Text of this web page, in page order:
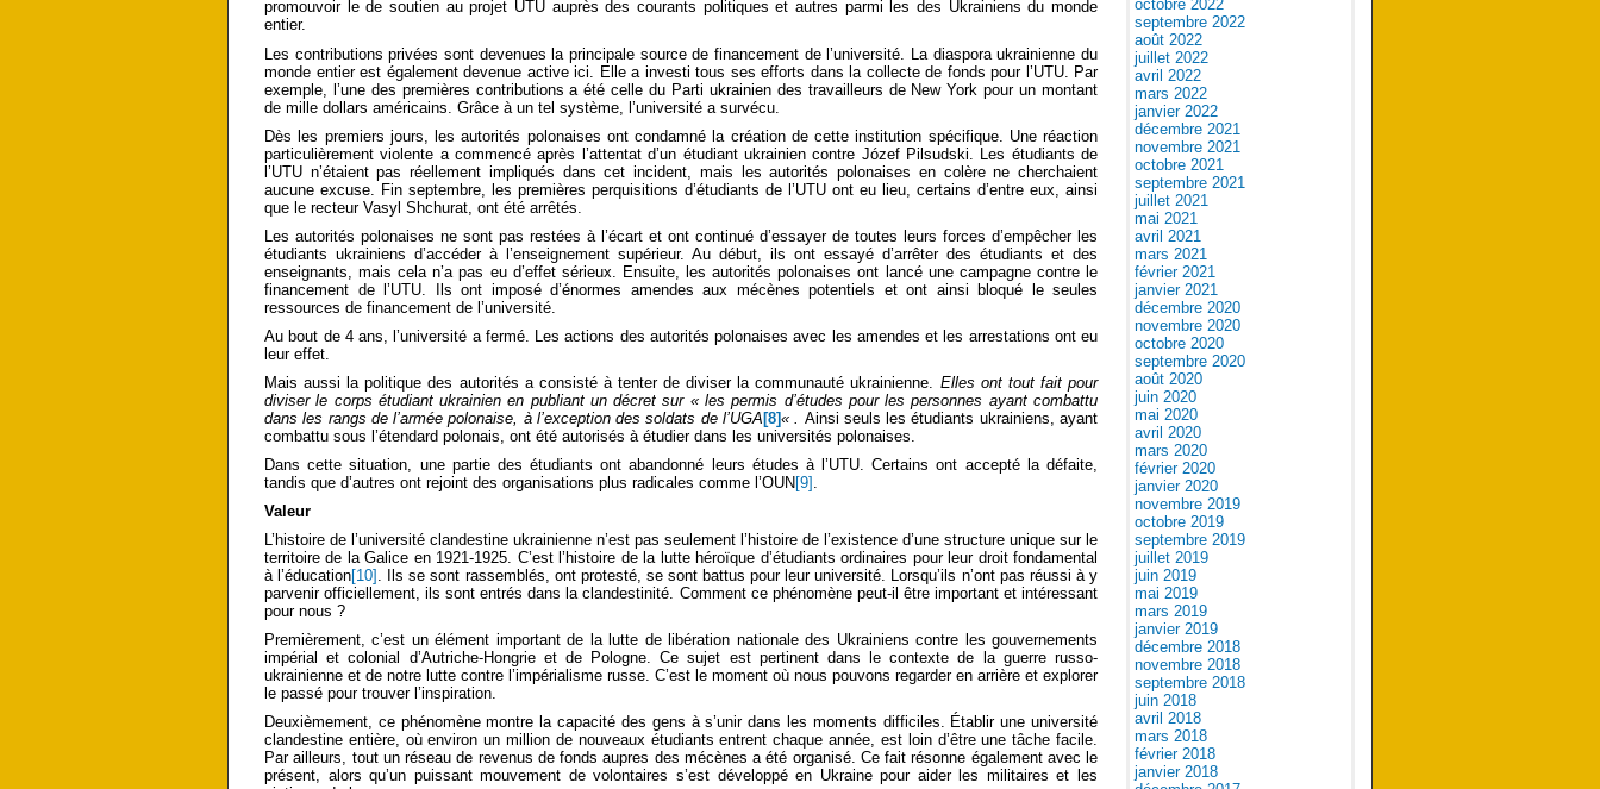
promouvoir le de soutien au projet UTU auprès des courants politiques et autres parmi les des Ukrainiens du monde
entier.
Les contributions privées sont devenues la principale source de financement de l’université. La diaspora ukrainienne du
monde entier est également devenue active ici. Elle a investi tous ses efforts dans la collecte de fonds pour l’UTU. Par
exemple, l’une des premières contributions a été celle du Parti ukrainien des travailleurs de New York pour un montant
de mille dollars américains. Grâce à un tel système, l’université a survécu.
Dès les premiers jours, les autorités polonaises ont condamné la création de cette institution spécifique. Une réaction
particulièrement violente a commencé après l’attentat d’un étudiant ukrainien contre Józef Pilsudski. Les étudiants de
l’UTU n’étaient pas réellement impliqués dans cet incident, mais les autorités polonaises en colère ne cherchaient
aucune excuse. Fin septembre, les premières perquisitions d’étudiants de l’UTU ont eu lieu, certains d’entre eux, ainsi
que le recteur Vasyl Shchurat, ont été arrêtés.
Les autorités polonaises ne sont pas restées à l’écart et ont continué d’essayer de toutes leurs forces d’empêcher les
étudiants ukrainiens d’accéder à l’enseignement supérieur. Au début, ils ont essayé d’arrêter des étudiants et des
enseignants, mais cela n’a pas eu d’effet sérieux. Ensuite, les autorités polonaises ont lancé une campagne contre le
financement de l’UTU. Ils ont imposé d’énormes amendes aux mécènes potentiels et ont ainsi bloqué le seules
ressources de financement de l’université.
Au bout de 4 ans, l’université a fermé. Les actions des autorités polonaises avec les amendes et les arrestations ont eu
leur effet.
Mais aussi la politique des autorités a consisté à tenter de diviser la communauté ukrainienne. Elles ont tout fait pour
diviser le corps étudiant ukrainien en publiant un décret sur « les permis d’études pour les personnes ayant combattu
dans les rangs de l’armée polonaise, à l’exception des soldats de l’UGA [8]« . Ainsi seuls les étudiants ukrainiens, ayant
combattu sous l’étendard polonais, ont été autorisés à étudier dans les universités polonaises.
Dans cette situation, une partie des étudiants ont abandonné leurs études à l’UTU. Certains ont accepté la défaite,
tandis que d’autres ont rejoint des organisations plus radicales comme l’OUN [9]
Valeur
L’histoire de l’université clandestine ukrainienne n’est pas seulement l’histoire de l’existence d’une structure unique sur le
territoire de la Galice en 1921-1925. C’est l’histoire de la lutte héroïque d’étudiants ordinaires pour leur droit fondamental
à l’éducation[10] . Ils se sont rassemblés, ont protesté, se sont battus pour leur université. Lorsqu’ils n’ont pas réussi à y
parvenir officiellement, ils sont entrés dans la clandestinité. Comment ce phénomène peut-il être important et intéressant
pour nous ?
Premièrement, c’est un élément important de la lutte de libération nationale des Ukrainiens contre les gouvernements
impérial et colonial d’Autriche-Hongrie et de Pologne. Ce sujet est pertinent dans le contexte de la guerre russo-
ukrainienne et de notre lutte contre l’impérialisme russe. C’est le moment où nous pouvons regarder en arrière et explorer
le passé pour trouver l’inspiration.
Deuxièmement, ce phénomène montre la capacité des gens à s’unir dans les moments difficiles. Établir une université
clandestine entière, où environ un million de nouveaux étudiants entrent chaque année, est loin d’être une tâche facile.
Par ailleurs, tout un réseau de revenus de fonds aupres des mécènes a été organisé. Ce fait résonne également avec le
présent, alors qu’un puissant mouvement de volontaires s’est développé en Ukraine pour aider les militaires et les
octobre 2022
septembre 2022
août 2022
juillet 2022
avril 2022
mars 2022
janvier 2022
décembre 2021
novembre 2021
octobre 2021
septembre 2021
juillet 2021
mai 2021
avril 2021
mars 2021
février 2021
janvier 2021
décembre 2020
novembre 2020
octobre 2020
septembre 2020
août 2020
juin 2020
mai 2020
avril 2020
mars 2020
février 2020
janvier 2020
novembre 2019
octobre 2019
septembre 2019
juillet 2019
juin 2019
mai 2019
mars 2019
janvier 2019
décembre 2018
novembre 2018
septembre 2018
juin 2018
avril 2018
mars 2018
février 2018
janvier 2018